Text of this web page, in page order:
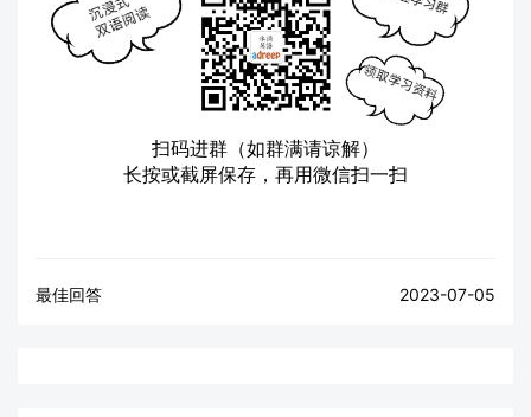
扫码进群（如群满请谅解）
长按或截屏保存，再用微信扫一扫
最佳回答 2023-07-05